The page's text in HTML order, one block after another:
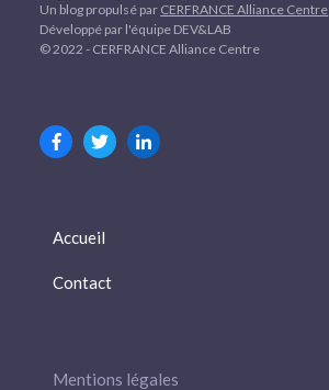
Un blog propulsé par CERFRANCE Alliance Centre
Développé par l'équipe DEV&LAB
© 2022 - CERFRANCE Alliance Centre
Accueil
Contact
Mentions légales